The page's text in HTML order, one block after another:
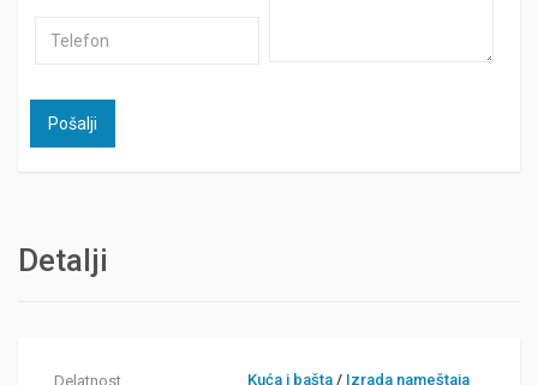
Detalji
Delatnost Kuća i bašta / Izrada nameštaja